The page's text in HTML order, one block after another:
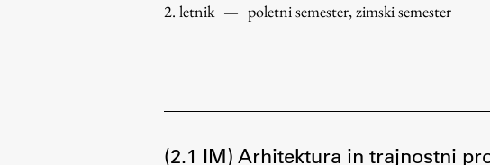
2. letnik — poletni semester, zimski semester
(2.1 IM) Arhitektura in trajnostni